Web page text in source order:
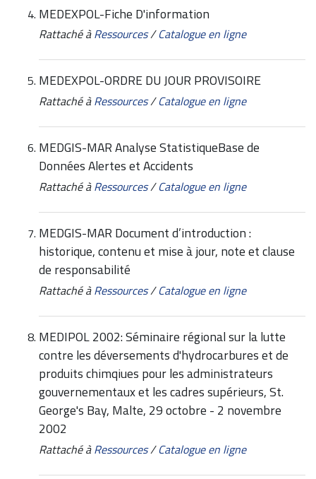
MEDEXPOL-Fiche D'information
Rattaché à Ressources/Catalogue en ligne
MEDEXPOL-ORDRE DU JOUR PROVISOIRE
Rattaché à Ressources/Catalogue en ligne
MEDGIS-MAR Analyse StatistiqueBase de
Données Alertes et Accidents
Rattaché à Ressources/Catalogue en ligne
MEDGIS-MAR Document d’introduction :
historique, contenu et mise à jour, note et clause
de responsabilité
Rattaché à Ressources/Catalogue en ligne
MEDIPOL 2002: Séminaire régional sur la lutte
contre les déversements d'hydrocarbures et de
produits chimqiues pour les administrateurs
gouvernementaux et les cadres supérieurs, St.
George's Bay, Malte, 29 octobre - 2 novembre
2002
Rattaché à Ressources/Catalogue en ligne